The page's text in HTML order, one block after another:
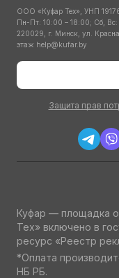
ООО «Куфар Тех», УНП
Пн-Пт: 10:00 – 18:00; Сб, Вс:
220029, г. Минск, ул.
этаж help@kufar.by
Защита прав
Куфар — площадка
Тех» включено в
ресурс «Реестр
*Оплата
НБ РБ.